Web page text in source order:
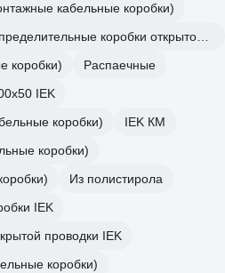
кабельные коробки)
Квадратные (наружные распределительные коробки открытой установки)
коробки)
Распаечные
IEK
коробки)
IEK КМ
коробки)
Из полистирола
IEK
проводки IEK
коробки)